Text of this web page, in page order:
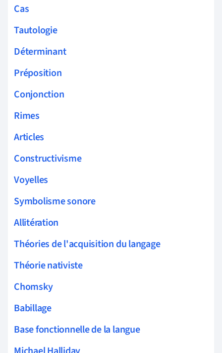
Cas
Tautologie
Déterminant
Préposition
Conjonction
Rimes
Articles
Constructivisme
Voyelles
Symbolisme sonore
Allitération
Théories de l'acquisition du langage
Théorie nativiste
Chomsky
Babillage
Base fonctionnelle de la langue